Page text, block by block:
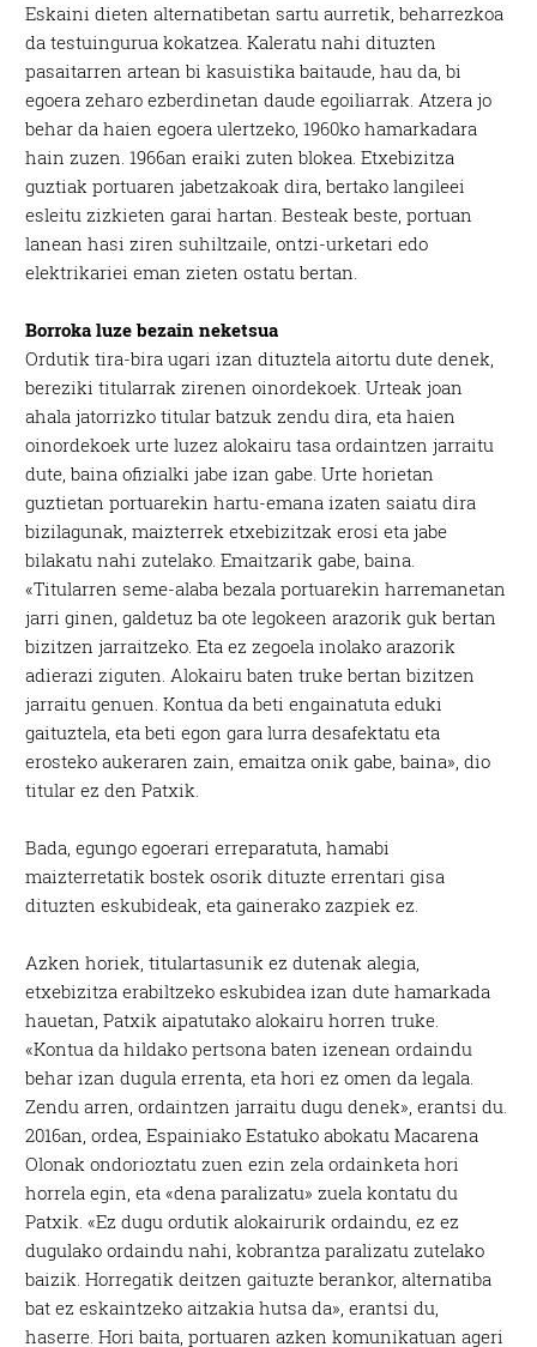
Eskaini dieten alternatibetan sartu aurretik, beharrezkoa
da testuingurua kokatzea. Kaleratu nahi dituzten
pasaitarren artean bi kasuistika baitaude, hau da, bi
egoera zeharo ezberdinetan daude egoiliarrak. Atzera jo
behar da haien egoera ulertzeko, 1960ko hamarkadara
hain zuzen. 1966an eraiki zuten blokea. Etxebizitza
guztiak portuaren jabetzakoak dira, bertako langileei
esleitu zizkieten garai hartan. Besteak beste, portuan
lanean hasi ziren suhiltzaile, ontzi-urketari edo
elektrikariei eman zieten ostatu bertan.
Borroka luze bezain neketsua
Ordutik tira-bira ugari izan dituztela aitortu dute denek,
bereziki titularrak zirenen oinordekoek. Urteak joan
ahala jatorrizko titular batzuk zendu dira, eta haien
oinordekoek urte luzez alokairu tasa ordaintzen jarraitu
dute, baina ofizialki jabe izan gabe. Urte horietan
guztietan portuarekin hartu-emana izaten saiatu dira
bizilagunak, maizterrek etxebizitzak erosi eta jabe
bilakatu nahi zutelako. Emaitzarik gabe, baina.
«Titularren seme-alaba bezala portuarekin harremanetan
jarri ginen, galdetuz ba ote legokeen arazorik guk bertan
bizitzen jarraitzeko. Eta ez zegoela inolako arazorik
adierazi ziguten. Alokairu baten truke bertan bizitzen
jarraitu genuen. Kontua da beti engainatuta eduki
gaituztela, eta beti egon gara lurra desafektatu eta
erosteko aukeraren zain, emaitza onik gabe, baina», dio
titular ez den Patxik.
Bada, egungo egoerari erreparatuta, hamabi
maizterretatik bostek osorik dituzte errentari gisa
dituzten eskubideak, eta gainerako zazpiek ez.
Azken horiek, titulartasunik ez dutenak alegia,
etxebizitza erabiltzeko eskubidea izan dute hamarkada
hauetan, Patxik aipatutako alokairu horren truke.
«Kontua da hildako pertsona baten izenean ordaindu
behar izan dugula errenta, eta hori ez omen da legala.
Zendu arren, ordaintzen jarraitu dugu denek», erantsi du.
2016an, ordea, Espainiako Estatuko abokatu Macarena
Olonak ondorioztatu zuen ezin zela ordainketa hori
horrela egin, eta «dena paralizatu» zuela kontatu du
Patxik. «Ez dugu ordutik alokairurik ordaindu, ez ez
dugulako ordaindu nahi, kobrantza paralizatu zutelako
baizik. Horregatik deitzen gaituzte berankor, alternatiba
bat ez eskaintzeko aitzakia hutsa da», erantsi du,
haserre. Hori baita, portuaren azken komunikatuan ageri